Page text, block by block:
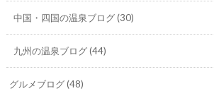
中国・四国の温泉ブログ(30)
九州の温泉ブログ(44)
グルメブログ(48)